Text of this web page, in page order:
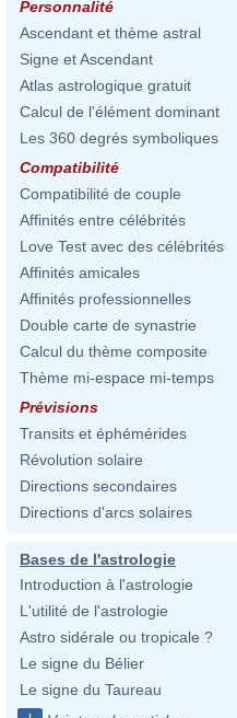
Personnalité
Ascendant et thème astral
Signe et Ascendant
Atlas astrologique gratuit
Calcul de l'élément dominant
Les 360 degrés symboliques
Compatibilité
Compatibilité de couple
Affinités entre célébrités
Love Test avec des célébrités
Affinités amicales
Affinités professionnelles
Double carte de synastrie
Calcul du thème composite
Thème mi-espace mi-temps
Prévisions
Transits et éphémérides
Révolution solaire
Directions secondaires
Directions d'arcs solaires
Bases de l'astrologie
Introduction à l'astrologie
L'utilité de l'astrologie
Astro sidérale ou tropicale ?
Le signe du Bélier
Le signe du Taureau